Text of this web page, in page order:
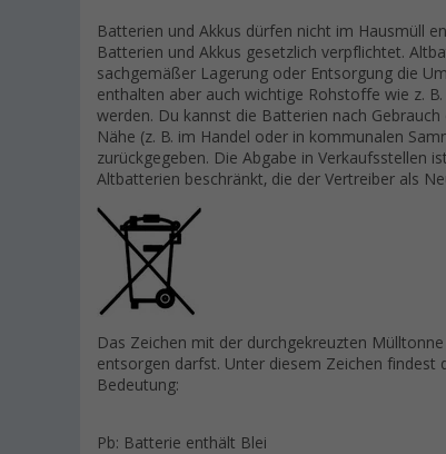
Batterien und Akkus dürfen nicht im Hausmüll
Batterien und Akkus gesetzlich verpflichtet.
sachgemäßer Lagerung oder Entsorgung die
enthalten aber auch wichtige Rohstoffe wie z.
werden. Du kannst die Batterien nach
Nähe (z. B. im Handel oder in kommunalen
zurückgegeben. Die Abgabe in Verkaufsstellen
Altbatterien beschränkt, die der Vertreiber als
Das Zeichen mit der durchgekreuzten
entsorgen darfst. Unter diesem Zeichen
Bedeutung:
Pb: Batterie enthält Blei